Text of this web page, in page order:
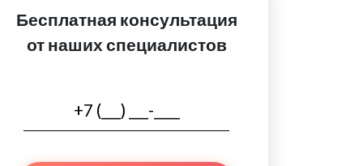
Бесплатная консультация
от наших специалистов